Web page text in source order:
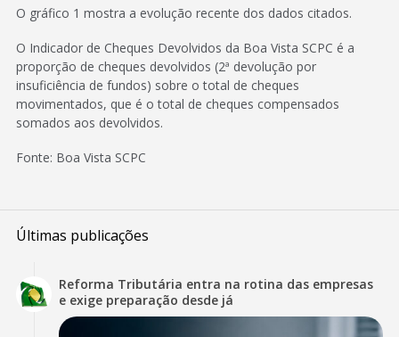
O gráfico 1 mostra a evolução recente dos dados citados.
O Indicador de Cheques Devolvidos da Boa Vista SCPC é a
proporção de cheques devolvidos (2ª devolução por
insuficiência de fundos) sobre o total de cheques
movimentados, que é o total de cheques compensados
somados aos devolvidos.
Fonte: Boa Vista SCPC
Últimas publicações
Reforma Tributária entra na rotina das empresas
e exige preparação desde já